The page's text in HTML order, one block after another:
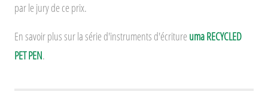
par le jury de ce prix.
En savoir plus sur la série d'instruments d'écriture uma RECYCLED
PET PEN.